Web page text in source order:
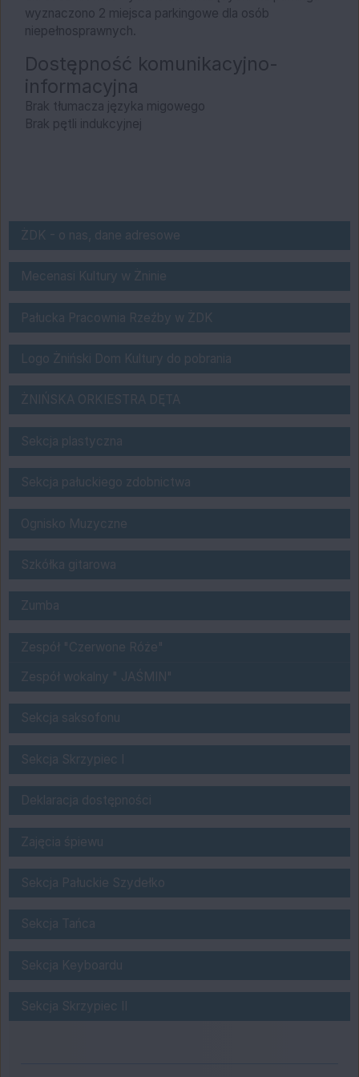
wyznaczono 2 miejsca parkingowe dla osób
niepełnosprawnych.
Dostępność komunikacyjno-
informacyjna
Brak tłumacza języka migowego
Brak pętli indukcyjnej
o nas
ŻDK - o nas, dane adresowe
Bank Spółdzielczy "Pałuki" w Żninie
Mecenasi Kultury w Żninie
Pałucka Pracownia Rzeźby w Żnińskim
Pałucka Pracownia Rzeźby w ŻDK
logo do pobrania
Logo Żniński Dom Kultury do pobrania
ŻNIŃSKA ORKIESTRA DĘTA
ŻNIŃSKA ORKIESTRA DĘTA
Sekcja plastyczna ŻDK
Sekcja plastyczna
Sekcja Origami
Sekcja pałuckiego zdobnictwa
Ognisko Muzyczne
Ognisko Muzyczne
Szkółka gitarowa
Szkółka gitarowa
NOWOŚĆ ZUMBA w ŻDK !
Zumba
Zespoły w ŻDK
Zespół "Czerwone Róże"
Zespół wokalny " JAŚMIN"
Sekcja saksofonu
Sekcja saksofonu
Sekcja Skrzypiec
Sekcja Skrzypiec I
Deklaracja dostępności
Deklaracja dostępności
Zajęcia śpiewu
Zajęcia śpiewu
Sekcja Szydełkowania
Sekcja Pałuckie Szydełko
Sekcja Tańca
Sekcja Tańca
Sekcja Keyboardu
Sekcja Keyboardu
Sekcja skrzypiec II
Sekcja Skrzypiec II